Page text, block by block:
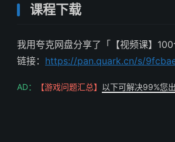
课程下载
我用夸克网盘分享了「【视频课】
链接： https://pan.quark.cn/s/
AD： 【游戏问题汇总】 以下可解决99%您